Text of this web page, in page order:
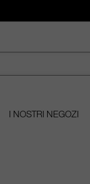
I NOSTRI NEGOZI